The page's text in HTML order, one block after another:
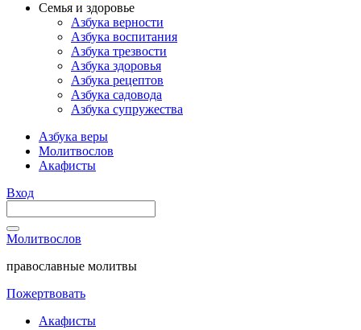
Семья и здоровье
Азбука верности
Азбука воспитания
Азбука трезвости
Азбука здоровья
Азбука рецептов
Азбука садовода
Азбука супружества
Азбука веры
Молитвослов
Акафисты
Вход
Молитвослов
православные молитвы
Пожертвовать
Акафисты